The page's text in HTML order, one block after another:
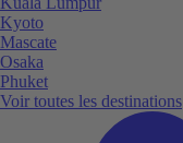
Kyoto
Mascate
Osaka
Phuket
Voir toutes les destinations